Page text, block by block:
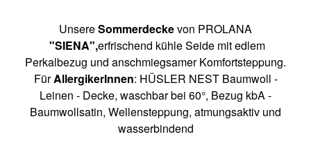
UnsereSommerdeckevon PROLANA
"SIENA",erfrischend kühle Seide mit edlem
Perkalbezug und anschmiegsamer Komfortsteppung.
FürAllergikerInnen: HÜSLER NEST Baumwoll -
Leinen - Decke, waschbar bei 60°, Bezug kbA -
Baumwollsatin, Wellensteppung, atmungsaktiv und
wasserbindend